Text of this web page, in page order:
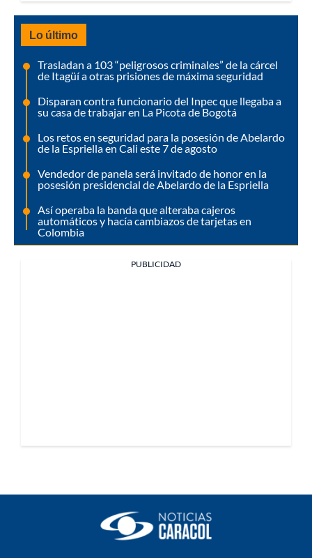
Lo último
Trasladan a 103 “peligrosos criminales” de la cárcel
de Itagüí a otras prisiones de máxima seguridad
Disparan contra funcionario del Inpec que llegaba a
su casa de trabajar en La Picota de Bogotá
Los retos en seguridad para la posesión de Abelardo
de la Espriella en Cali este 7 de agosto
Vendedor de panela será invitado de honor en la
posesión presidencial de Abelardo de la Espriella
Así operaba la banda que alteraba cajeros
automáticos y hacía cambiazos de tarjetas en
Colombia
PUBLICIDAD